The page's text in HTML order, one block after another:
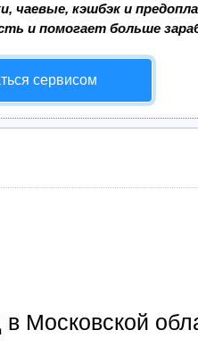
чаевые, кэшбэк и
и помогает больше
сервисом
Московской